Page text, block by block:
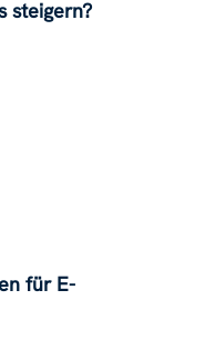
steigern?
für E-